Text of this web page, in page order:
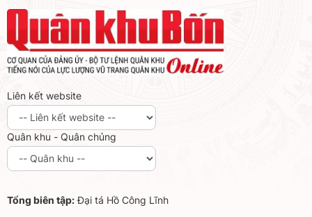
Liên kết website
Quân khu - Quân chủng
Tổng biên tập:Đại tá Hồ Công Lĩnh